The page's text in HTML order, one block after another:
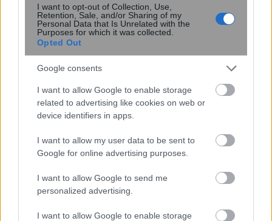
I want to opt-out of Collection, Use,
Retention, Sale, and/or Sharing of my
Personal Data that Is Unrelated with the
Purposes for which it was collected.
Opted Out
Google consents
I want to allow Google to enable storage
related to advertising like cookies on web or
device identifiers in apps.
I want to allow my user data to be sent to
Google for online advertising purposes.
I want to allow Google to send me
personalized advertising.
I want to allow Google to enable storage
Δύο στρώσεις βορίου μπορεί να
καταρρίψουν το ρεκόρ
υπεραγωγιμότητας